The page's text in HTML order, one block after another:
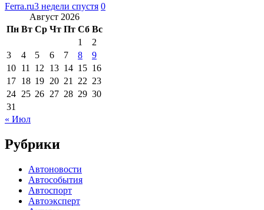
Ferra.ru3 недели спустя 0
Август 2026
Пн Вт Ср Чт Пт Сб Вс
1
2
3
4 5 6 7 8
9
10 11 12 13 14 15 16
17 18 19 20 21 22 23
24 25 26 27 28 29 30
31
« Июл
Рубрики
Автоновости
Автособытия
Автоспорт
Автоэксперт